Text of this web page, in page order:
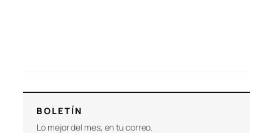
BOLETÍN
Lo mejor del mes, en tu correo.